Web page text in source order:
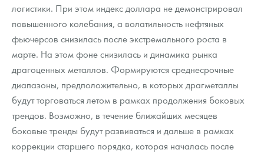
Гарри Поттер
Год Лошади
Флот: ледоколы и корабли
Жетоны "Необыкновенные обитатели глубин"
Ювелирные изделия
Памятка для работы с монетами из драгметаллов
Условия возврата
Монеты
Политика конфиденциальности
Политика использования Cookies
Положение по обработке и защите персональных данных
Скупка слитков
Наши преимущества
Письмо директору
Пресс-служба
логистики. При этом индекс доллара не демонстрировал
повышенного колебания, а волатильность нефтяных
фьючерсов снизилась после экстремального роста в
марте. На этом фоне снизилась и динамика рынка
драгоценных металлов. Формируются среднесрочные
диапазоны, предположительно, в которых драгметаллы
будут торговаться летом в рамках продолжения боковых
трендов. Возможно, в течение ближайших месяцев
боковые тренды будут развиваться и дальше в рамках
коррекции старшего порядка, которая началась после